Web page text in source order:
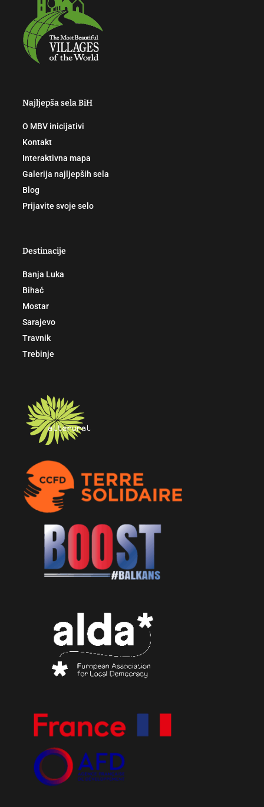
Najljepša sela BiH
O MBV inicijativi
Kontakt
Interaktivna mapa
Galerija najljepših sela
Blog
Prijavite svoje selo
Destinacije
Banja Luka
Bihać
Mostar
Sarajevo
Travnik
Trebinje